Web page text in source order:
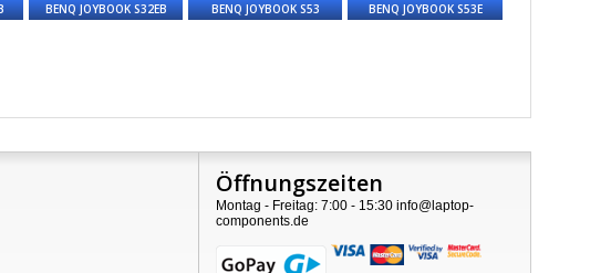
BENQ JOYBOOK S32EB BENQ JOYBOOK S53
BENQ JOYBOOK S53E
Öffnungszeiten
Montag - Freitag: 7:00 - 15:30 info@laptop-
components.de